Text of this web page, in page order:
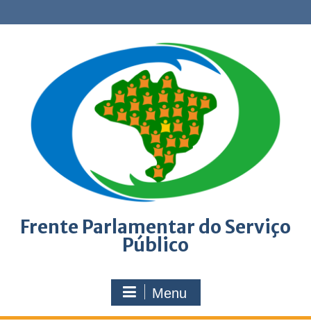
to
Frente Parlamentar do Serviço
Público
Menu